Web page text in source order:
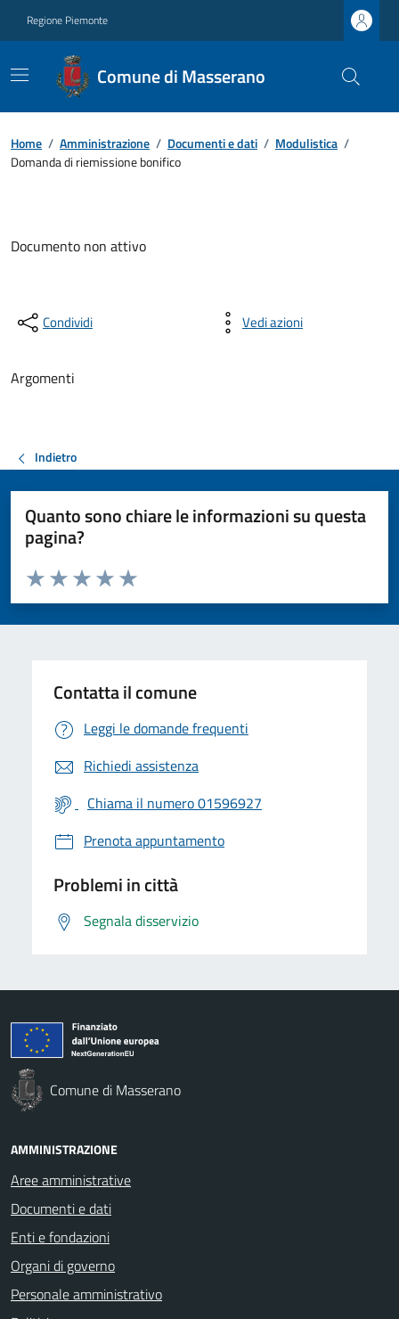
Regione Piemonte
Comune di Masserano
Home / Amministrazione / Documenti e dati / Modulistica /
Domanda di riemissione bonifico
Documento non attivo
Condividi Vedi azioni
Argomenti
Indietro
Quanto sono chiare le informazioni su questa
pagina?
Valuta da 1 a 5 stelle la pagina
Valuta 5 stelle su 5
Valuta 4 stelle su 5
Valuta 3 stelle su 5
Valuta 2 stelle su 5
Valuta 1 stelle su 5
Contatta il comune
Leggi le domande frequenti
Richiedi assistenza
Chiama il numero 01596927
Prenota appuntamento
Problemi in città
Segnala disservizio
Comune di Masserano
AMMINISTRAZIONE
Aree amministrative
Documenti e dati
Enti e fondazioni
Organi di governo
Personale amministrativo